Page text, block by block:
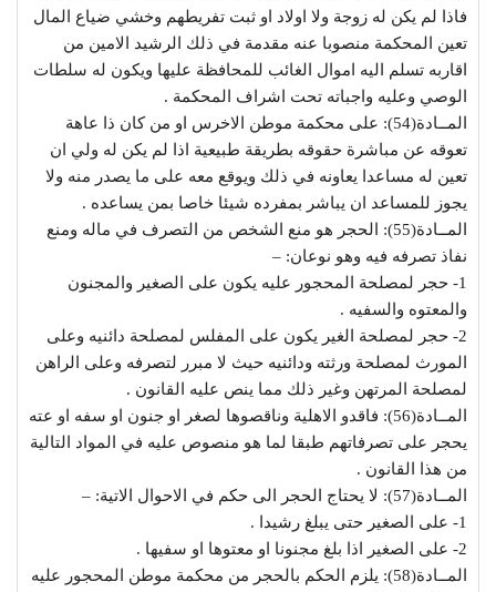
فاذا لم يكن له زوجة ولا اولاد او ثبت تفريطهم وخشي ضياع المال
تعين المحكمة منصوبا عنه مقدمة في ذلك الرشيد الامين من
اقاربه تسلم اليه اموال الغائب للمحافظة عليها ويكون له سلطات
الوصي وعليه واجباته تحت اشراف المحكمة .
المــادة(54): على محكمة موطن الاخرس او من كان ذا عاهة
تعوقه عن مباشرة حقوقه بطريقة طبيعية اذا لم يكن له ولي ان
تعين له مساعدا يعاونه في ذلك ويوقع معه على ما يصدر منه ولا
يجوز للمساعد ان يباشر بمفرده شيئا خاصا بمن يساعده .
المــادة(55): الحجر هو منع الشخص من التصرف في ماله ومنع
نفاذ تصرفه فيه وهو نوعان: –
1- حجر لمصلحة المحجور عليه يكون على الصغير والمجنون
والمعتوه والسفيه .
2- حجر لمصلحة الغير يكون على المفلس لمصلحة دائنيه وعلى
المورث لمصلحة ورثته ودائنيه حيث لا مبرر لتصرفه وعلى الراهن
لمصلحة المرتهن وغير ذلك مما ينص عليه القانون .
المــادة(56): فاقدو الاهلية وناقصوها لصغر او جنون او سفه او عته
يحجر على تصرفاتهم طبقا لما هو منصوص عليه في المواد التالية
من هذا القانون .
المــادة(57): لا يحتاج الحجر الى حكم في الاحوال الاتية: –
1- على الصغير حتى يبلغ رشيدا .
2- على الصغير اذا بلغ مجنونا او معتوها او سفيها .
المــادة(58): يلزم الحكم بالحجر من محكمة موطن المحجور عليه